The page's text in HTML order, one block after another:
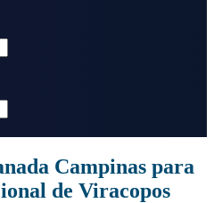
Campinas para
de Viracopos